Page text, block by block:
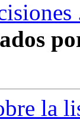
la